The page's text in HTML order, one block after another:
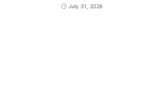
July 31, 2026